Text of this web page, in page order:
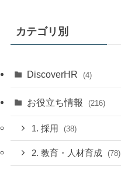
カテゴリ別
DiscoverHR (4)
お役立ち情報 (216)
1. 採用 (38)
2. 教育・人材育成 (78)